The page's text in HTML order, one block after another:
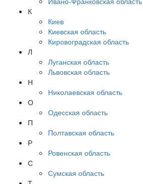
К
Киев
Киевская область
Кировоградская область
Л
Луганская область
Львовская область
Н
Николаевская область
О
Одесская область
П
Полтавская область
Р
Ровенская область
С
Сумская область